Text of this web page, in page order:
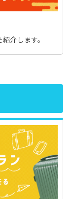
介します。